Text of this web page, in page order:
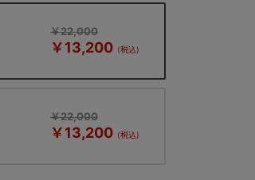
￥22,000
￥13,200
￥22,000
￥13,200